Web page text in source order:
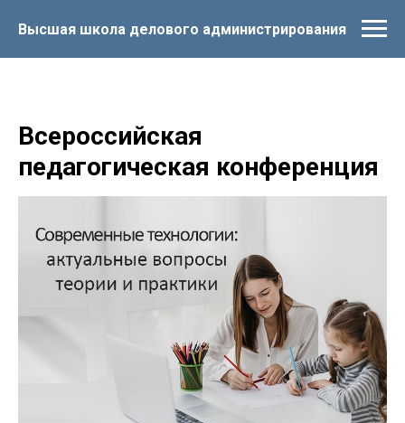
Высшая школа делового администрирования
Всероссийская
педагогическая конференция